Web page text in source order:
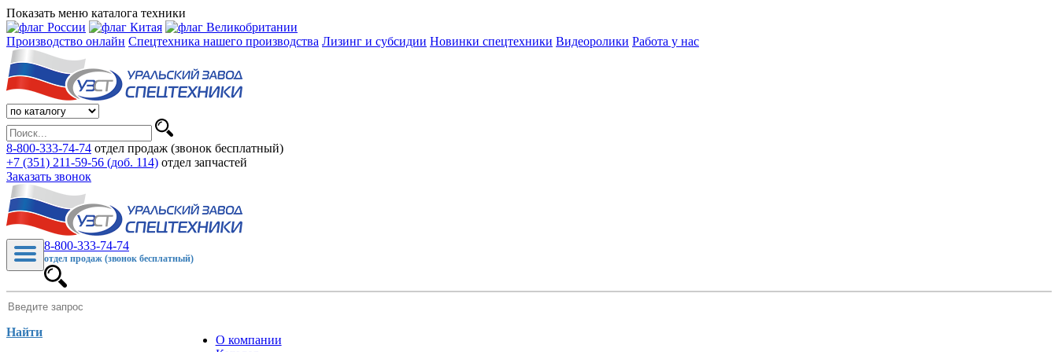
Показать меню каталога техники
Производство онлайн Спецтехника нашего производства Лизинг и субсидии Новинки спецтехники Видеоролики Работа у нас
8-800-333-74-74 отдел продаж (звонок бесплатный)
+7 (351) 211-59-56 (доб. 114) отдел запчастей
Заказать звонок
8-800-333-74-74
отдел продаж (звонок бесплатный)
Найти
О компании